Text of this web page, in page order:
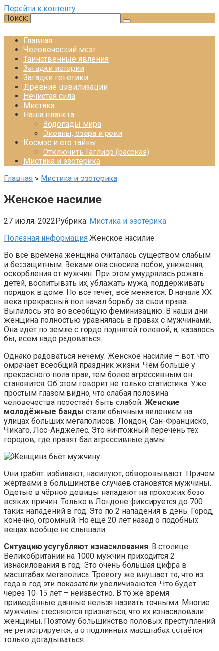
Перейти к контенту
Поиск:
Главная
Человеческий мозг
Таинственные явления
Загадки истории
Загадки генетики
Древние цивилизации
Нечистая сила
Мистика
Наша планета
Водопады мира
Океаны, озёра и реки
Космос и его тайны
Отключить Гаглиор (рассказ)
Мистика и эзотерика
Главная » Мистика и эзотерика
Женское насилие
27 июля, 2022Рубрика: Мистика и эзотерика
Полезная информация Женское насилие
Во все времена женщина считалась существом слабым
и беззащитным. Веками она сносила побои, унижения,
оскорбления от мужчин. При этом умудрялась рожать
детей, воспитывать их, ублажать мужа, поддерживать
порядок в доме. Но всё течёт, всё меняется. В начале XX
века прекрасный пол начал борьбу за свои права.
Вылилось это во всеобщую феминизацию. В наши дни
женщина полностью уравнялась в правах с мужчинами.
Она идёт по земле с гордо поднятой головой, и, казалось
бы, всем надо радоваться.
Однако радоваться нечему. Женское насилие – вот, что
омрачает всеобщий праздник жизни. Чем больше у
прекрасного пола прав, тем более агрессивным он
становится. Об этом говорит не только статистика. Уже
простым глазом видно, что слабая половина
человечества перестаёт быть слабой. Женские
молодёжные банды стали обычным явлением на
улицах больших мегаполисов. Лондон, Сан-Франциско,
Чикаго, Лос-Анджелес. Это ничтожный перечень тех
городов, где правят бал агрессивные дамы.
Они грабят, избивают, насилуют, обворовывают. Причём
жертвами в большинстве случаев становятся мужчины.
Одетые в чёрное девицы нападают на прохожих безо
всяких причин. Только в Лондоне фиксируется до 700
таких нападений в год. Это по 2 нападения в день. Город,
конечно, огромный. Но ещё 20 лет назад о подобных
вещах вообще не слышали.
Ситуацию усугубляют изнасилования. В столице
Великобритании на 1000 мужчин приходится 2
изнасилования в год. Это очень большая цифра в
масштабах мегаполиса. Тревогу же внушает то, что из
года в год эти показатели увеличиваются. Что будет
через 10-15 лет – неизвестно. В то же время
приведённые данные нельзя назвать точными. Многие
мужчины стесняются признаться, что их изнасиловали
женщины. Поэтому большинство половых преступлений
не регистрируется, а о подлинных масштабах остаётся
только догадываться.